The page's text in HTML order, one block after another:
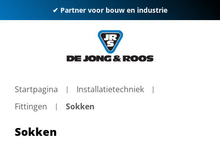
✔ Partner voor bouw en industrie
Startpagina
Installatietechniek
Fittingen
Sokken
Sokken